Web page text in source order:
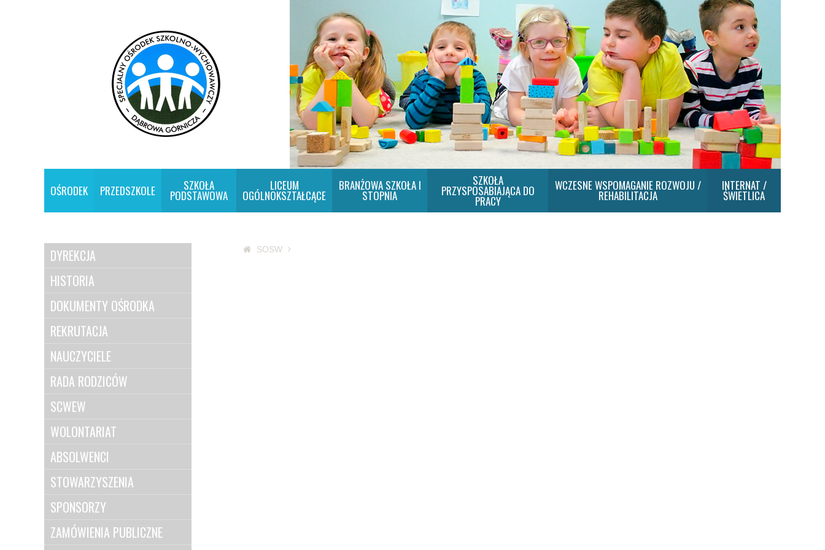
OŚRODEK PRZEDSZKOLE SZKOŁA
PODSTAWOWA
LICEUM
OGÓLNOKSZTAŁCĄCE
BRANŻOWA SZKOŁA I
STOPNIA
SZKOŁA
PRZYSPOSABIAJĄCA DO
PRACY
WCZESNE WSPOMAGANIE ROZWOJU /
REHABILITACJA
INTERNAT /
ŚWIETLICA
DYREKCJA
HISTORIA
DOKUMENTY OŚRODKA
REKRUTACJA
NAUCZYCIELE
RADA RODZICÓW
SCWEW
WOLONTARIAT
ABSOLWENCI
STOWARZYSZENIA
SPONSORZY
ZAMÓWIENIA PUBLICZNE
SOSW